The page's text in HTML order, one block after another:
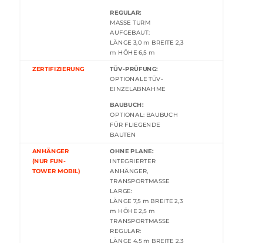
REGULAR:
MASSE TURM
AUFGEBAUT:
LÄNGE 3,0 m BREITE 2,3
m HÖHE 6,5 m
ZERTIFIZIERUNG
TÜV-PRÜFUNG:
OPTIONALE TÜV-
EINZELABNAHME
BAUBUCH:
OPTIONAL: BAUBUCH
FÜR FLIEGENDE
BAUTEN
ANHÄNGER
(NUR FUN-
TOWER MOBIL)
OHNE PLANE:
INTEGRIERTER
ANHÄNGER,
TRANSPORTMASSE
LARGE:
LÄNGE 7,5 m BREITE 2,3
m HÖHE 2,5 m
TRANSPORTMASSE
REGULAR:
LÄNGE 4,5 m BREITE 2,3